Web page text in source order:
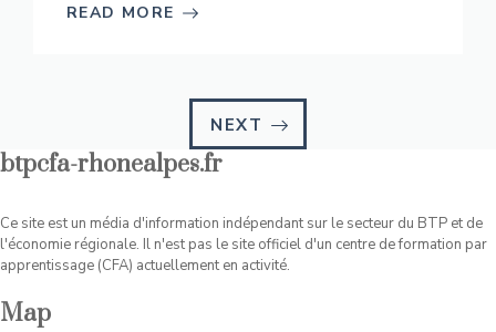
READ MORE
NEXT
btpcfa-rhonealpes.fr
Ce site est un média d'information indépendant sur le secteur du BTP et de
l'économie régionale. Il n'est pas le site officiel d'un centre de formation par
apprentissage (CFA) actuellement en activité.
Map